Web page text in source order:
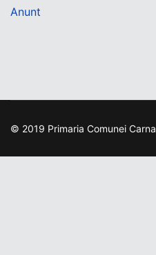
Anunt
© 2019 Primaria Comunei Carna